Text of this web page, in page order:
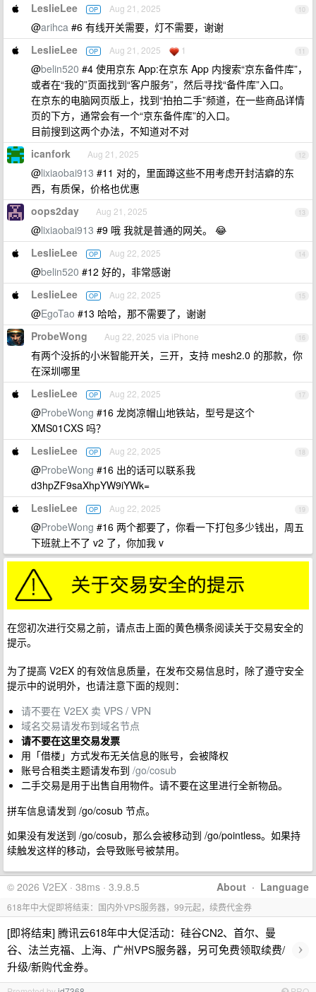
10
LeslieLee OP Aug 21, 2025
@arihca #6 有线开关需要，灯不需要，谢谢
11
LeslieLee OP Aug 21, 2025 1
@belin520 #4 使用京东 App:在京东 App 内搜索“京东备件库”，
或者在“我的”页面找到“客户服务”，然后寻找“备件库”入口。
在京东的电脑网页版上，找到“拍拍二手”频道，在一些商品详情
页的下方，通常会有一个“京东备件库”的入口。
目前搜到这两个办法，不知道对不对
12
icanfork Aug 21, 2025
@lixiaobai913 #11 对的，里面蹲这些不用考虑开封洁癖的东
西，有质保，价格也优惠
13
oops2day Aug 21, 2025
@lixiaobai913 #9 哦 我就是普通的网关。 😂
14
LeslieLee OP Aug 22, 2025
@belin520 #12 好的，非常感谢
15
LeslieLee OP Aug 22, 2025
@EgoTao #13 哈哈，那不需要了，谢谢
16
ProbeWong Aug 22, 2025 via iPhone
有两个没拆的小米智能开关，三开，支持 mesh2.0 的那款，你
在深圳哪里
17
LeslieLee OP Aug 22, 2025
@ProbeWong #16 龙岗凉帽山地铁站，型号是这个
XMS01CXS 吗？
18
LeslieLee OP Aug 22, 2025
@ProbeWong #16 出的话可以联系我
d3hpZF9saXhpYW9iYWk=
19
LeslieLee OP Aug 22, 2025
@ProbeWong #16 两个都要了，你看一下打包多少钱出，周五
下班就上不了 v2 了，你加我 v
在您初次进行交易之前，请点击上面的黄色横条阅读关于交易安全的
提示。
为了提高 V2EX 的有效信息质量，在发布交易信息时，除了遵守安全
提示中的说明外，也请注意下面的规则：
请不要在 V2EX 卖 VPS / VPN
域名交易请发布到域名节点
请不要在这里交易发票
用「借楼」方式发布无关信息的账号，会被降权
账号合租类主题请发布到 /go/cosub
二手交易是用于出售自用物件。请不要在这里进行全新物品。
拼车信息请发到 /go/cosub 节点。
如果没有发送到 /go/cosub，那么会被移动到 /go/pointless。如果持
续触发这样的移动，会导致账号被禁用。
About · Language
© 2026 V2EX · 38ms · 3.9.8.5
618年中大促即将结束：国内外VPS服务器，99元起，续费代金券
[即将结束] 腾讯云618年中大促活动：硅谷CN2、首尔、曼
谷、法兰克福、上海、广州VPS服务器，另可免费领取续费/
升级/新购代金券。
›